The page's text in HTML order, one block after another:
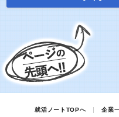
就活ノートTOPへ 企業